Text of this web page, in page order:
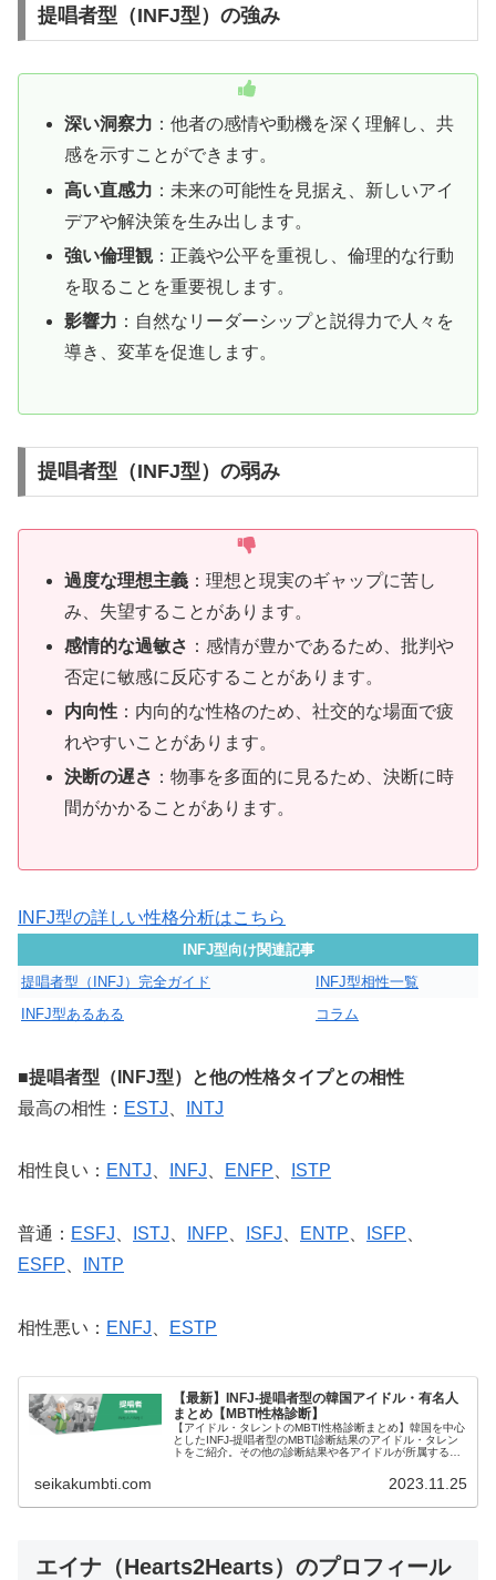
提唱者型（INFJ型）の強み
深い洞察力 ：他者の感情や動機を深く理解し、共
感を示すことができます。
高い直感力 ：未来の可能性を見据え、新しいアイ
デアや解決策を生み出します。
強い倫理観：正義や公平を重視し、倫理的な行動
を取ることを重要視します。
影響力 ：自然なリーダーシップと説得力で人々を
導き、変革を促進します。
提唱者型（INFJ型）の弱み
過度な理想主義 ：理想と現実のギャップに苦し
み、失望することがあります。
感情的な過敏さ ：感情が豊かであるため、批判や
否定に敏感に反応することがあります。
内向性 ：内向的な性格のため、社交的な場面で疲
れやすいことがあります。
決断の遅さ ：物事を多面的に見るため、決断に時
間がかかることがあります。
INFJ型の詳しい性格分析はこちら
INFJ型向け関連記事
提唱者型（INFJ）完全ガイド
INFJ型相性一覧
INFJ型あるある
コラム
■提唱者型（INFJ型）と他の性格タイプとの相性
最高の相性： ESTJ INTJ
相性良い： ENTJ INFJ ENFP ISTP
普通： ESFJ ISTJ INFP ISFJ ENTP ISFP
ESFP
INTP
相性悪い： ENFJ ESTP
【最新】INFJ-提唱者型の韓国アイドル・有名人
まとめ【MBTI性格診断】
【アイドル・タレントのMBTI性格診断まとめ】韓国を中心
としたINFJ-提唱者型のMBTI診断結果のアイドル・タレン
トをご紹介。その他の診断結果や各アイドルが所属するグ
seikakumbti.com 2023.11.25
エイナ（Hearts2Hearts）のプロフィール